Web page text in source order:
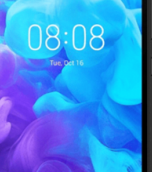
6S
6 Plus
6
5S
5C
5
4S
4
view
Honor View 20
Honor View 10
lite
Honor 20 Lite